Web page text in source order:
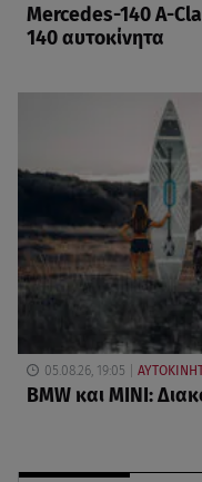
Mercedes-140 A-
140 αυτοκίνητα
05.08.26, 19:05
BMW και MINI: